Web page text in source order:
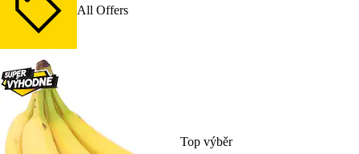
All Offers
Top výběr